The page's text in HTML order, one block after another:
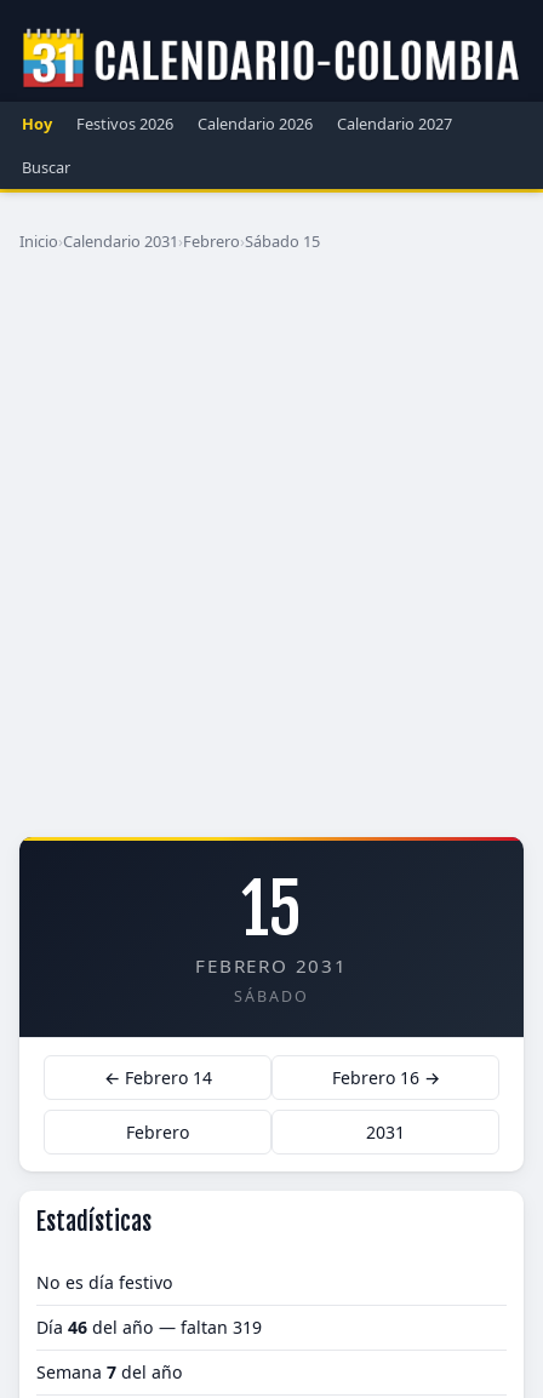
Hoy Festivos 2026 Calendario 2026
Calendario 2027
Buscar
Inicio›Calendario 2031›Febrero›Sábado 15
15
FEBRERO 2031
SÁBADO
← Febrero 14 Febrero 16 →
Febrero 2031
Estadísticas
No es día festivo
Día 46 del año — faltan 319
Semana 7 del año